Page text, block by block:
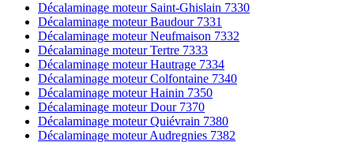
Décalaminage moteur Saint-Ghislain 7330
Décalaminage moteur Baudour 7331
Décalaminage moteur Neufmaison 7332
Décalaminage moteur Tertre 7333
Décalaminage moteur Hautrage 7334
Décalaminage moteur Colfontaine 7340
Décalaminage moteur Hainin 7350
Décalaminage moteur Dour 7370
Décalaminage moteur Quiévrain 7380
Décalaminage moteur Audregnies 7382